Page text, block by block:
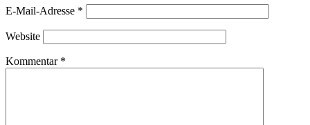
E-Mail-Adresse *
Website
Kommentar *